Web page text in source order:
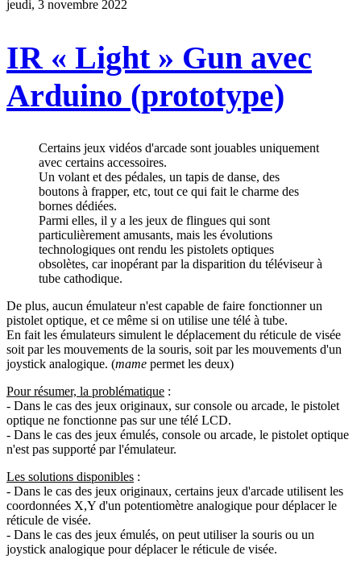
jeudi, 3 novembre 2022
IR « Light » Gun avec
Arduino (prototype)
Certains jeux vidéos d'arcade sont jouables uniquement
avec certains accessoires.
Un volant et des pédales, un tapis de danse, des
boutons à frapper, etc, tout ce qui fait le charme des
bornes dédiées.
Parmi elles, il y a les jeux de flingues qui sont
particulièrement amusants, mais les évolutions
technologiques ont rendu les pistolets optiques
obsolètes, car inopérant par la disparition du téléviseur à
tube cathodique.
De plus, aucun émulateur n'est capable de faire fonctionner un
pistolet optique, et ce même si on utilise une télé à tube.
En fait les émulateurs simulent le déplacement du réticule de visée
soit par les mouvements de la souris, soit par les mouvements d'un
joystick analogique. (mame permet les deux)
Pour résumer, la problématique :
- Dans le cas des jeux originaux, sur console ou arcade, le pistolet
optique ne fonctionne pas sur une télé LCD.
- Dans le cas des jeux émulés, console ou arcade, le pistolet optique
n'est pas supporté par l'émulateur.
Les solutions disponibles :
- Dans le cas des jeux originaux, certains jeux d'arcade utilisent les
coordonnées X,Y d'un potentiomètre analogique pour déplacer le
réticule de visée.
- Dans le cas des jeux émulés, on peut utiliser la souris ou un
joystick analogique pour déplacer le réticule de visée.